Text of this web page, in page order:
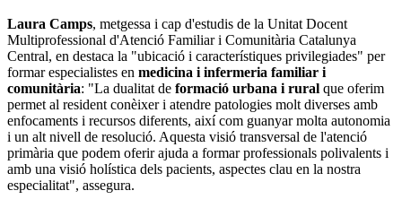
Laura Camps, metgessa i cap d'estudis de la Unitat Docent
Multiprofessional d'Atenció Familiar i Comunitària Catalunya
Central, en destaca la "ubicació i característiques privilegiades" per
formar especialistes en medicina i infermeria familiar i
comunitària: "La dualitat de formació urbana i rural que oferim
permet al resident conèixer i atendre patologies molt diverses amb
enfocaments i recursos diferents, així com guanyar molta autonomia
i un alt nivell de resolució. Aquesta visió transversal de l'atenció
primària que podem oferir ajuda a formar professionals polivalents i
amb una visió holística dels pacients, aspectes clau en la nostra
especialitat", assegura.